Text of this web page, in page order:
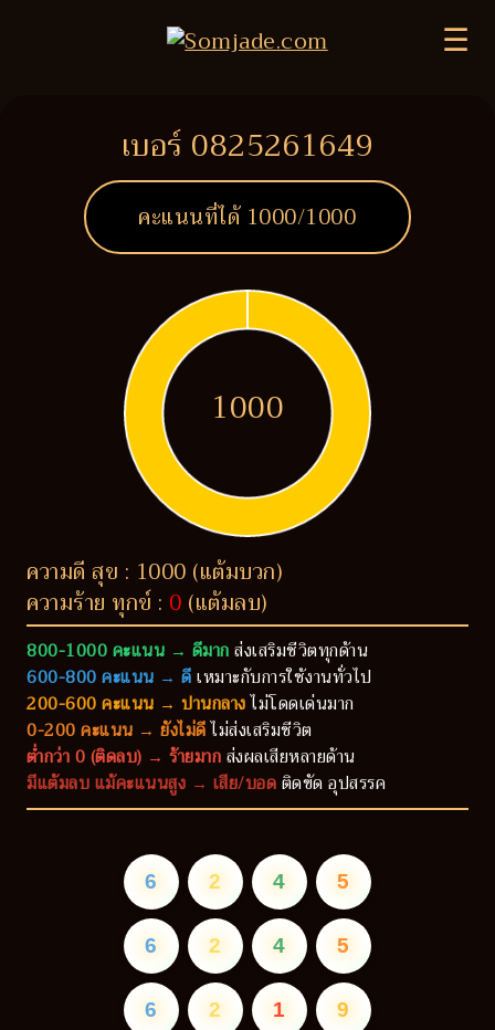
☰
เบอร์ 0825261649
คะแนนที่ได้ 1000/1000
1000
ความดี สุข : 1000 (แต้มบวก)
ความร้าย ทุกข์ : 0 (แต้มลบ)
800-1000 คะแนน → ดีมากส่งเสริมชีวิตทุกด้าน
600-800 คะแนน → ดีเหมาะกับการใช้งานทั่วไป
200-600 คะแนน → ปานกลางไม่โดดเด่นมาก
0-200 คะแนน → ยังไม่ดีไม่ส่งเสริมชีวิต
ต่ำกว่า 0 (ติดลบ) → ร้ายมากส่งผลเสียหลายด้าน
มีแต้มลบ แม้คะแนนสูง → เสีย/บอดติดขัด อุปสรรค
6 2 4 5
6 2 4 5
6 2 1 9